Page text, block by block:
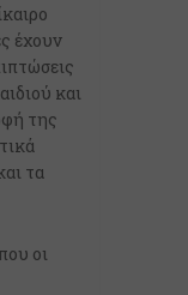
έχουν
και
της
τα
οι